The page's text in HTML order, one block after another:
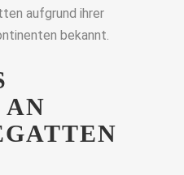
aufgrund ihrer
bekannt.
AN